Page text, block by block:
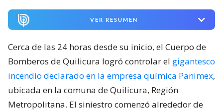
VER RESUMEN
Cerca de las 24 horas desde su inicio, el Cuerpo de
Bomberos de Quilicura logró controlar el gigantesco
incendio declarado en la empresa química Panimex,
ubicada en la comuna de Quilicura, Región
Metropolitana. El siniestro comenzó alrededor de